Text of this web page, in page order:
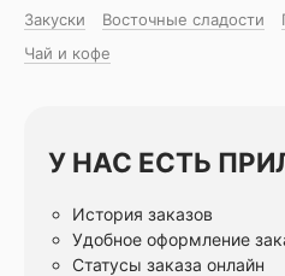
Закуски
Восточные сладости
Чай и кофе
У НАС ЕСТЬ
История заказов
Удобное оформление
Статусы заказа онлайн